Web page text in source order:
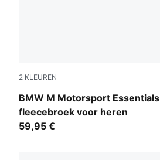
2 KLEUREN
BMW M Motorsport Essentials
fleecebroek voor heren
Medium Gray Heather
59,95 €